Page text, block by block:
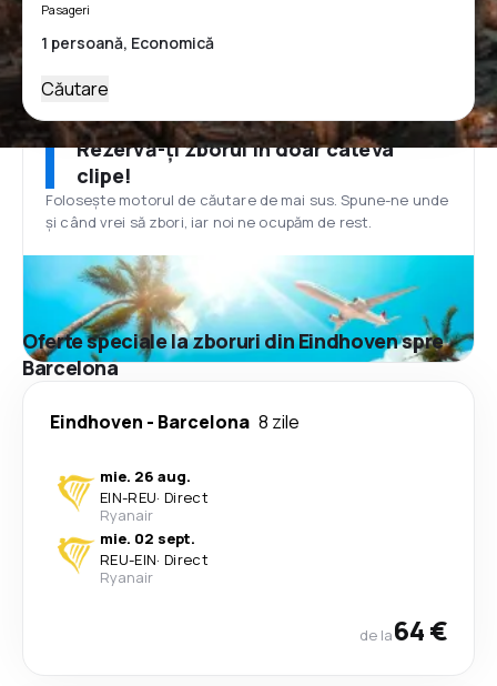
Pasageri
Căutare
Rezervă-ți zborul în doar câteva
clipe!
Folosește motorul de căutare de mai sus. Spune-ne unde
și când vrei să zbori, iar noi ne ocupăm de rest.
Oferte speciale la zboruri din Eindhoven spre
Barcelona
Eindhoven - Barcelona 8 zile
mie. 26 aug.
EIN-REU· Direct
Ryanair
mie. 02 sept.
REU-EIN· Direct
Ryanair
de la64 €